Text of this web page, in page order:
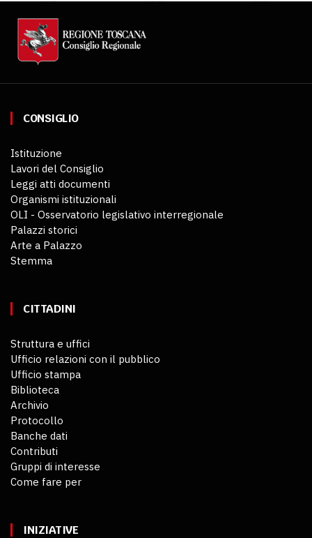
CONSIGLIO
Istituzione
Lavori del Consiglio
Leggi atti documenti
Organismi istituzionali
OLI - Osservatorio legislativo interregionale
Palazzi storici
Arte a Palazzo
Stemma
CITTADINI
Struttura e uffici
Ufficio relazioni con il pubblico
Ufficio stampa
Biblioteca
Archivio
Protocollo
Banche dati
Contributi
Gruppi di interesse
Come fare per
INIZIATIVE